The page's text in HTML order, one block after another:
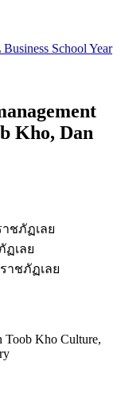
School Year
Kho, Dan
ชภัฏเลย
ฏเลย
าชภัฏเลย
Toob Kho Culture,